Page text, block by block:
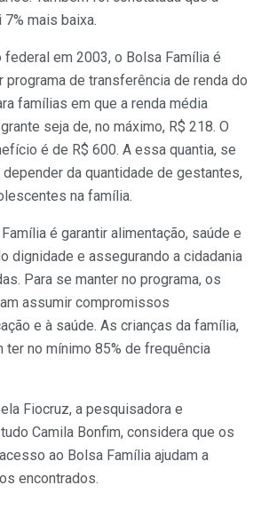
mais baixa.
em 2003, o Bolsa Família é
programa de transferência de renda do
famílias em que a renda média
seja de, no máximo, R$ 218. O
é de R$ 600. A essa quantia, se
da quantidade de gestantes,
na família.
é garantir alimentação, saúde e
dignidade e assegurando a cidadania
Para se manter no programa, os
assumir compromissos
e à saúde. As crianças da família,
ter no mínimo 85% de frequência
Fiocruz, a pesquisadora e
Camila Bonfim, considera que os
ao Bolsa Família ajudam a
encontrados.